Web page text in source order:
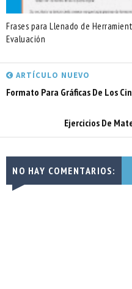
Frases para Llenado de
Evaluación
ARTÍCULO NUEVO
Formato Para Gráficas De Los
Ejercicios De
NO HAY COMENTARIOS: